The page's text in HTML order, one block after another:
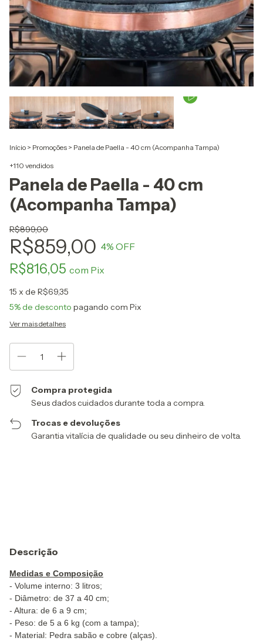
Início > Promoções > Panela de Paella - 40 cm (Acompanha Tampa)
+110 vendidos
Panela de Paella - 40 cm
(Acompanha Tampa)
R$899,00
R$859,00 4% OFF
R$816,05 com Pix
15 x de R$69,35
5% de desconto pagando com Pix
Ver mais detalhes
Compra protegida
Seus dados cuidados durante toda a compra.
Trocas e devoluções
Garantia vitalícia de qualidade ou seu dinheiro de volta.
Descrição
Medidas e Composição
- Volume interno: 3 litros;
- Diâmetro: de 37 a 40 cm;
- Altura: de 6 a 9 cm;
- Peso: de 5 a 6 kg (com a tampa);
- Material: Pedra sabão e cobre (alças).